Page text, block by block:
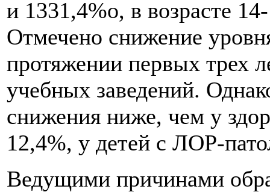
и 1331,4%о, в возрасте
Отмечено снижение
протяжении первых трех
учебных заведений.
снижения ниже, чем у
12,4%, у детей с ЛОР-
Ведущими причинами